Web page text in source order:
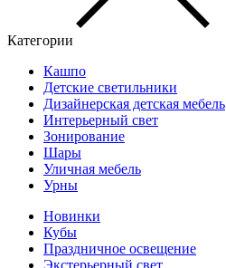
Категории
Кашпо
Детские светильники
Дизайнерская детская мебель
Интерьерный свет
Зонирование
Шары
Уличная мебель
Урны
Новинки
Кубы
Праздничное освещение
Экстерьерный свет